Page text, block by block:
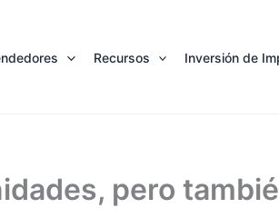
Recursos Inversión de
pero